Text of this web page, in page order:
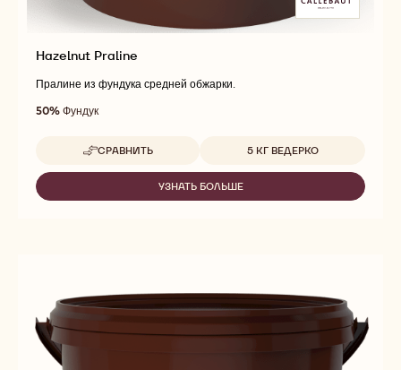
Hazelnut Praline
Пралине из фундука средней обжарки.
50% Фундук
СРАВНИТЬ
-
HAZELNUT
PRALINE
Доступные размеры
5 КГ ВЕДЕРКО
УЗНАТЬ БОЛЬШЕ
-